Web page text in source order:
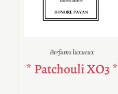
Parfums luxueux
* Patchouli XO3 *